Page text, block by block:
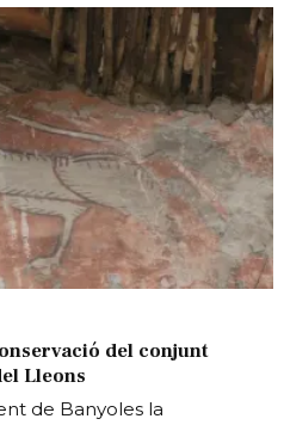
del conjunt
Lleons
de Banyoles la